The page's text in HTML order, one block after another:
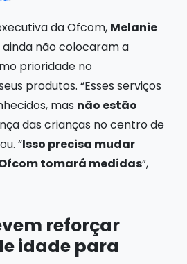
da Ofcom, Melanie
ainda não colocaram a
prioridade no
produtos. “Esses serviços
mas não estão
das crianças no centro de
“Isso precisa mudar
tomará medidas”,
reforçar
idade para